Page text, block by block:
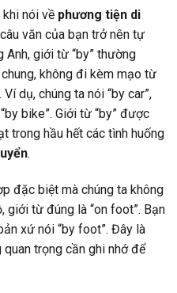
nói về phương tiện di
văn của bạn trở nên tự
Anh, giới từ “by” thường
không đi kèm mạo từ
dụ, chúng ta nói “by car”,
bike”. Giới từ “by” được
trong hầu hết các tình huống
.
đặc biệt mà chúng ta không
giới từ đúng là “on foot”. Bạn
xứ nói “by foot”. Đây là
trọng cần ghi nhớ để